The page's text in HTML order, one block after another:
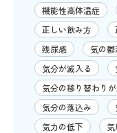
機能性高体温症
正しい飲み方
残尿感
気の鬱
気分が滅入る
気分の移り替わり
気分の落込み
気力の低下